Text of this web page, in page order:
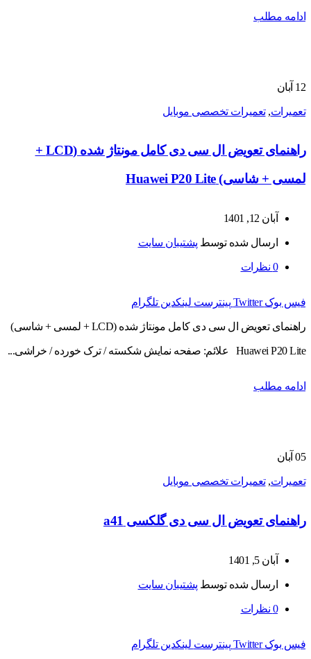
ادامه مطلب
12 آبان
تعمیرات,تعمیرات تخصصی موبایل
راهنمای تعویض ال سی دی کامل مونتاژ شده (LCD +
لمسی + شاسی) Huawei P20 Lite
آبان 12, 1401
ارسال شده توسط پشتیبان سایت
0 نظرات
فیس بوک Twitter پینترست لینکدین تلگرام
راهنمای تعویض ال سی دی کامل مونتاژ شده (LCD + لمسی + شاسی)
Huawei P20 Lite علائم: صفحه نمایش شکسته / ترک خورده / خراشی...
ادامه مطلب
05 آبان
تعمیرات,تعمیرات تخصصی موبایل
راهنمای تعویض ال سی دی گلکسی a41
آبان 5, 1401
ارسال شده توسط پشتیبان سایت
0 نظرات
فیس بوک Twitter پینترست لینکدین تلگرام